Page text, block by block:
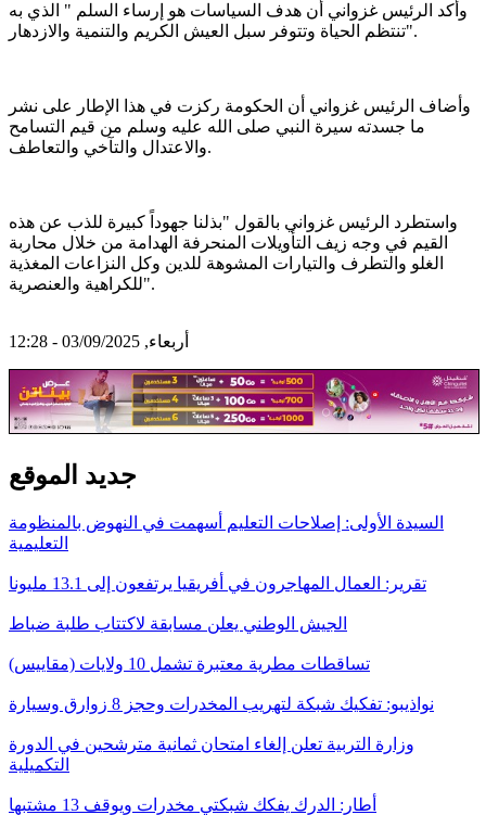
وأكد الرئيس غزواني أن هدف السياسات هو إرساء السلم " الذي به
تنتظم الحياة وتتوفر سبل العيش الكريم والتنمية والازدهار".
وأضاف الرئيس غزواني أن الحكومة ركزت في هذا الإطار على نشر
ما جسدته سيرة النبي صلى الله عليه وسلم من قيم التسامح
والاعتدال والتآخي والتعاطف.
واستطرد الرئيس غزواني بالقول "بذلنا جهوداً كبيرة للذب عن هذه
القيم في وجه زيف التأويلات المنحرفة الهدامة من خلال محاربة
الغلو والتطرف والتيارات المشوهة للدين وكل النزاعات المغذية
للكراهية والعنصرية".
أربعاء, 03/09/2025 - 12:28
جديد الموقع
السيدة الأولى: إصلاحات التعليم أسهمت في النهوض بالمنظومة
التعليمية
تقرير: العمال المهاجرون في أفريقيا يرتفعون إلى 13.1 مليونا
الجيش الوطني يعلن مسابقة لاكتتاب طلبة ضباط
تساقطات مطرية معتبرة تشمل 10 ولايات (مقاييس)
نواذيبو: تفكيك شبكة لتهريب المخدرات وحجز 8 زوارق وسيارة
وزارة التربية تعلن إلغاء امتحان ثمانية مترشحين في الدورة
التكميلية
أطار: الدرك يفكك شبكتي مخدرات ويوقف 13 مشتبها